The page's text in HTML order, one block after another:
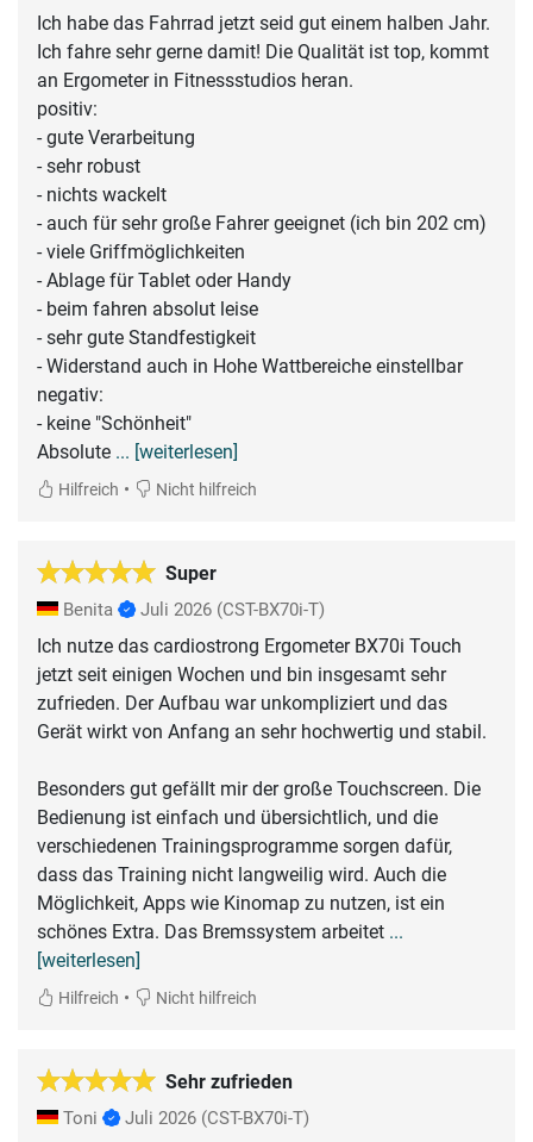
Ich habe das Fahrrad jetzt seid gut einem halben Jahr.
Ich fahre sehr gerne damit! Die Qualität ist top, kommt
an Ergometer in Fitnessstudios heran.
positiv:
- gute Verarbeitung
- sehr robust
- nichts wackelt
- auch für sehr große Fahrer geeignet (ich bin 202 cm)
- viele Griffmöglichkeiten
- Ablage für Tablet oder Handy
- beim fahren absolut leise
- sehr gute Standfestigkeit
- Widerstand auch in Hohe Wattbereiche einstellbar
negativ:
- keine "Schönheit"
Absolute ... [weiterlesen]
Hilfreich • Nicht hilfreich
Super
Benita Juli 2026 (CST-BX70i-T)
Ich nutze das cardiostrong Ergometer BX70i Touch
jetzt seit einigen Wochen und bin insgesamt sehr
zufrieden. Der Aufbau war unkompliziert und das
Gerät wirkt von Anfang an sehr hochwertig und stabil.
Besonders gut gefällt mir der große Touchscreen. Die
Bedienung ist einfach und übersichtlich, und die
verschiedenen Trainingsprogramme sorgen dafür,
dass das Training nicht langweilig wird. Auch die
Möglichkeit, Apps wie Kinomap zu nutzen, ist ein
schönes Extra. Das Bremssystem arbeitet ...
[weiterlesen]
Hilfreich • Nicht hilfreich
Sehr zufrieden
Toni Juli 2026 (CST-BX70i-T)